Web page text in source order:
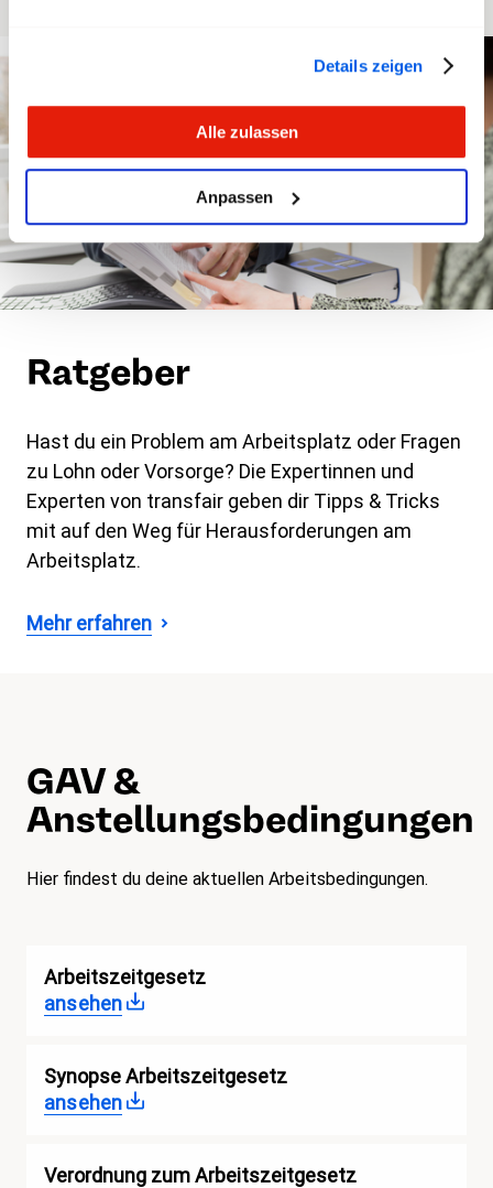
Details zeigen
Alle zulassen
Anpassen
Ratgeber
Hast du ein Problem am Arbeitsplatz oder Fragen
zu Lohn oder Vorsorge? Die Expertinnen und
Experten von transfair geben dir Tipps & Tricks
mit auf den Weg für Herausforderungen am
Arbeitsplatz.
Mehr erfahren
GAV &
Anstellungsbedingungen
Hier findest du deine aktuellen Arbeitsbedingungen.
Arbeitszeitgesetz
ansehen
Synopse Arbeitszeitgesetz
ansehen
Verordnung zum Arbeitszeitgesetz